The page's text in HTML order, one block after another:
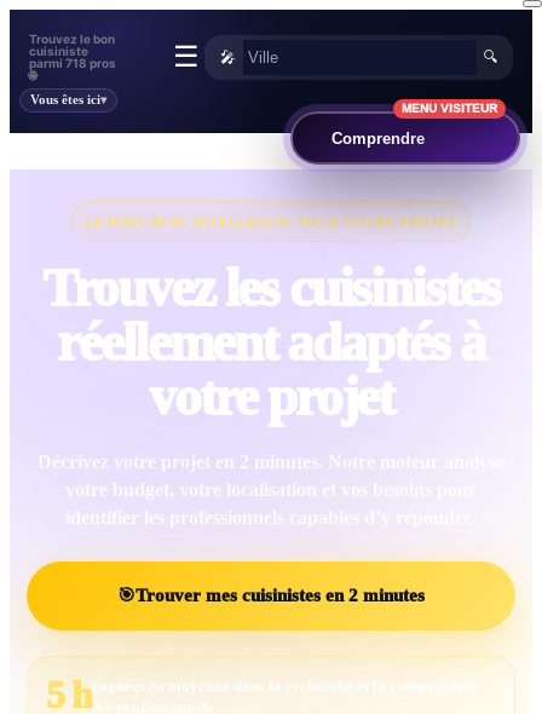
Trouvez le bon
cuisiniste
parmi 718 pros
🌐
🎤 🔍
☰
Vous êtes ici
LE MATCHING INTELLIGENT POUR VOTRE PROJET
Trouvez les cuisinistes
réellement adaptés à
votre projet
Décrivez votre projet en 2 minutes. Notre moteur analyse
votre budget, votre localisation et vos besoins pour
identifier les professionnels capables d’y répondre.
🎯Trouver mes cuisinistes en 2 minutes
5 hgagnées en moyenne dans la recherche et la comparaison
des professionnels
MENU VISITEUR
Comprendre